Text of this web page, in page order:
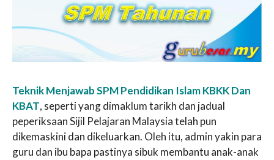
Teknik Menjawab SPM Pendidikan Islam KBKK Dan
KBAT, seperti yang dimaklum tarikh dan jadual
peperiksaan Sijil Pelajaran Malaysia telah pun
dikemaskini dan dikeluarkan. Oleh itu, admin yakin para
guru dan ibu bapa pastinya sibuk membantu anak-anak